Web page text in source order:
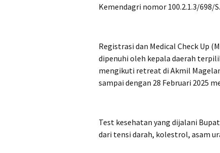
Kemendagri nomor 100.2.1.3/698/
Registrasi dan Medical Check Up
dipenuhi oleh kepala daerah
mengikuti retreat di Akmil
sampai dengan 28 Februari 2025
Test kesehatan yang dijalani
dari tensi darah, kolestrol, asam